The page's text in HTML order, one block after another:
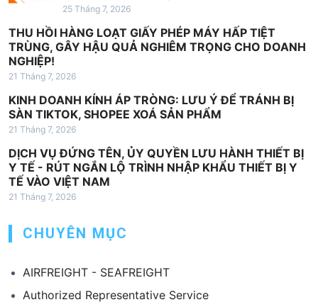
25 Tháng 7, 2026
THU HỒI HÀNG LOẠT GIẤY PHÉP MÁY HẤP TIỆT
TRÙNG, GÂY HẬU QUẢ NGHIÊM TRỌNG CHO DOANH
NGHIỆP!
21 Tháng 7, 2026
KINH DOANH KÍNH ÁP TRÒNG: LƯU Ý ĐỂ TRÁNH BỊ
SÀN TIKTOK, SHOPEE XOÁ SẢN PHẨM
21 Tháng 7, 2026
DỊCH VỤ ĐỨNG TÊN, ỦY QUYỀN LƯU HÀNH THIẾT BỊ
Y TẾ - RÚT NGẮN LỘ TRÌNH NHẬP KHẨU THIẾT BỊ Y
TẾ VÀO VIỆT NAM
21 Tháng 7, 2026
CHUYÊN MỤC
AIRFREIGHT - SEAFREIGHT
Authorized Representative Service